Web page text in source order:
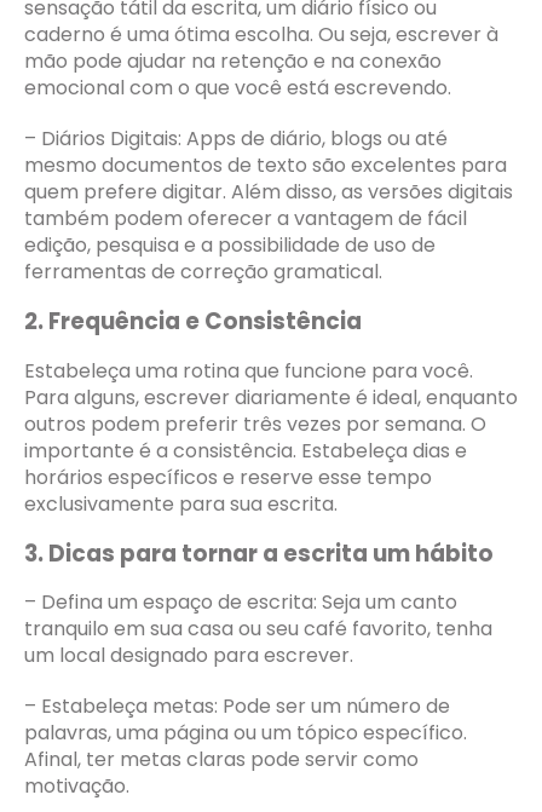
sensação tátil da escrita, um diário físico ou
caderno é uma ótima escolha. Ou seja, escrever à
mão pode ajudar na retenção e na conexão
emocional com o que você está escrevendo.
– Diários Digitais: Apps de diário, blogs ou até
mesmo documentos de texto são excelentes para
quem prefere digitar. Além disso, as versões digitais
também podem oferecer a vantagem de fácil
edição, pesquisa e a possibilidade de uso de
ferramentas de correção gramatical.
2. Frequência e Consistência
Estabeleça uma rotina que funcione para você.
Para alguns, escrever diariamente é ideal, enquanto
outros podem preferir três vezes por semana. O
importante é a consistência. Estabeleça dias e
horários específicos e reserve esse tempo
exclusivamente para sua escrita.
3. Dicas para tornar a escrita um hábito
– Defina um espaço de escrita: Seja um canto
tranquilo em sua casa ou seu café favorito, tenha
um local designado para escrever.
– Estabeleça metas: Pode ser um número de
palavras, uma página ou um tópico específico.
Afinal, ter metas claras pode servir como
motivação.